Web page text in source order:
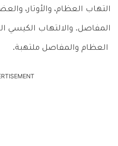
التهاب العظام، والأوتار،
المفاصل. والالتهاب الكيسي
العظام والمفاصل ملتهبة.